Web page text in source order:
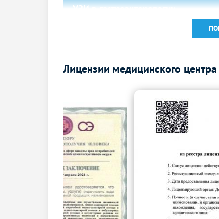
УЗИ в гастроэнтерологии
УЗИ в урологии
УЗИ простаты (предстательной железы)
УЗИ почек и надпочечников
УЗИ почек и мочевого пузыря
УЗИ простаты (предстательной железы)
трансабдоминально
УЗИ мочевого пузыря и простаты
(предстательной железы)
Лицензии медицинского